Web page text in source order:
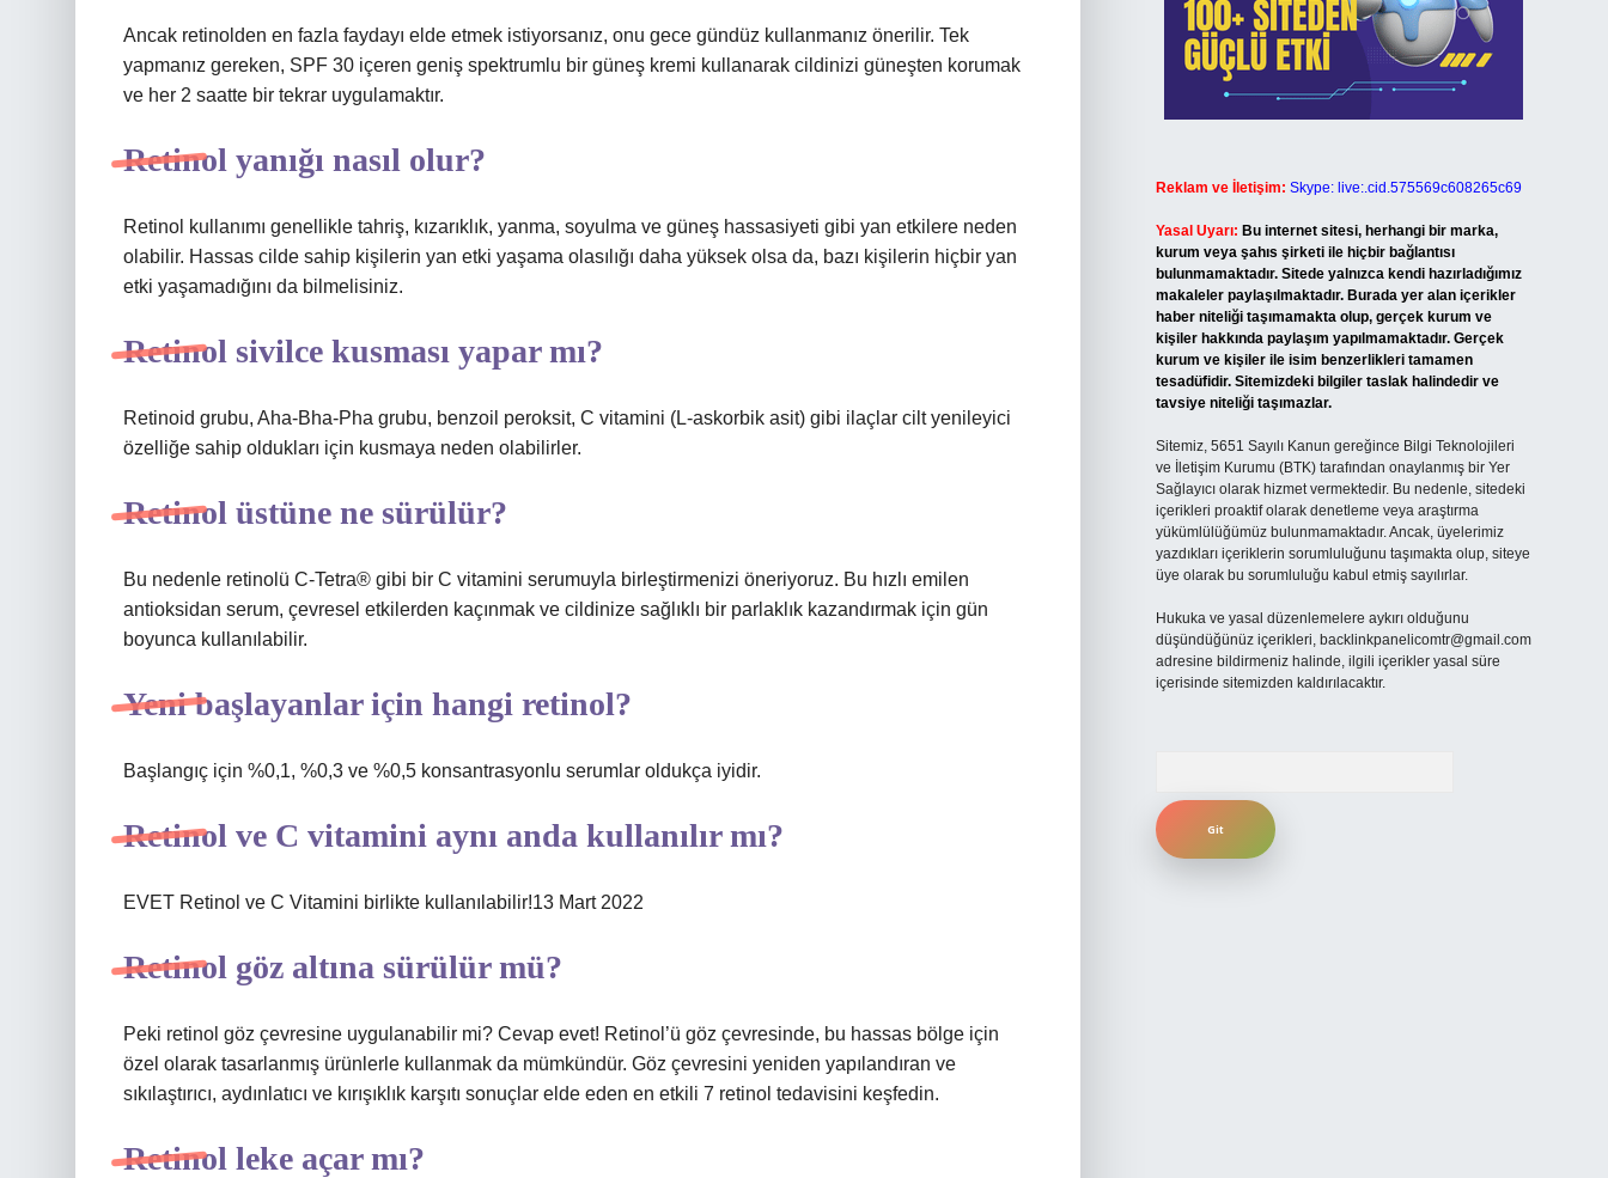
Ancak retinolden en fazla faydayı elde etmek istiyorsanız, onu gece gündüz kullanmanız önerilir. Tek
yapmanız gereken, SPF 30 içeren geniş spektrumlu bir güneş kremi kullanarak cildinizi güneşten korumak
ve her 2 saatte bir tekrar uygulamaktır.
Retinol yanığı nasıl olur?
Retinol kullanımı genellikle tahriş, kızarıklık, yanma, soyulma ve güneş hassasiyeti gibi yan etkilere neden
olabilir. Hassas cilde sahip kişilerin yan etki yaşama olasılığı daha yüksek olsa da, bazı kişilerin hiçbir yan
etki yaşamadığını da bilmelisiniz.
Retinol sivilce kusması yapar mı?
Retinoid grubu, Aha-Bha-Pha grubu, benzoil peroksit, C vitamini (L-askorbik asit) gibi ilaçlar cilt yenileyici
özelliğe sahip oldukları için kusmaya neden olabilirler.
Retinol üstüne ne sürülür?
Bu nedenle retinolü C-Tetra® gibi bir C vitamini serumuyla birleştirmenizi öneriyoruz. Bu hızlı emilen
antioksidan serum, çevresel etkilerden kaçınmak ve cildinize sağlıklı bir parlaklık kazandırmak için gün
boyunca kullanılabilir.
Yeni başlayanlar için hangi retinol?
Başlangıç ​​için %0,1, %0,3 ve %0,5 konsantrasyonlu serumlar oldukça iyidir.
Retinol ve C vitamini aynı anda kullanılır mı?
EVET Retinol ve C Vitamini birlikte kullanılabilir!13 Mart 2022
Retinol göz altına sürülür mü?
Peki retinol göz çevresine uygulanabilir mi? Cevap evet! Retinol’ü göz çevresinde, bu hassas bölge için
özel olarak tasarlanmış ürünlerle kullanmak da mümkündür. Göz çevresini yeniden yapılandıran ve
sıkılaştırıcı, aydınlatıcı ve kırışıklık karşıtı sonuçlar elde eden en etkili 7 retinol tedavisini keşfedin.
Retinol leke açar mı?
Reklam ve İletişim: Skype: live:.cid.575569c608265c69
Yasal Uyarı: Bu internet sitesi, herhangi bir marka,
kurum veya şahıs şirketi ile hiçbir bağlantısı
bulunmamaktadır. Sitede yalnızca kendi hazırladığımız
makaleler paylaşılmaktadır. Burada yer alan içerikler
haber niteliği taşımamakta olup, gerçek kurum ve
kişiler hakkında paylaşım yapılmamaktadır. Gerçek
kurum ve kişiler ile isim benzerlikleri tamamen
tesadüfidir. Sitemizdeki bilgiler taslak halindedir ve
tavsiye niteliği taşımazlar.
Sitemiz, 5651 Sayılı Kanun gereğince Bilgi Teknolojileri
ve İletişim Kurumu (BTK) tarafından onaylanmış bir Yer
Sağlayıcı olarak hizmet vermektedir. Bu nedenle, sitedeki
içerikleri proaktif olarak denetleme veya araştırma
yükümlülüğümüz bulunmamaktadır. Ancak, üyelerimiz
yazdıkları içeriklerin sorumluluğunu taşımakta olup, siteye
üye olarak bu sorumluluğu kabul etmiş sayılırlar.
Hukuka ve yasal düzenlemelere aykırı olduğunu
düşündüğünüz içerikleri, backlinkpanelicomtr@gmail.com
adresine bildirmeniz halinde, ilgili içerikler yasal süre
içerisinde sitemizden kaldırılacaktır.